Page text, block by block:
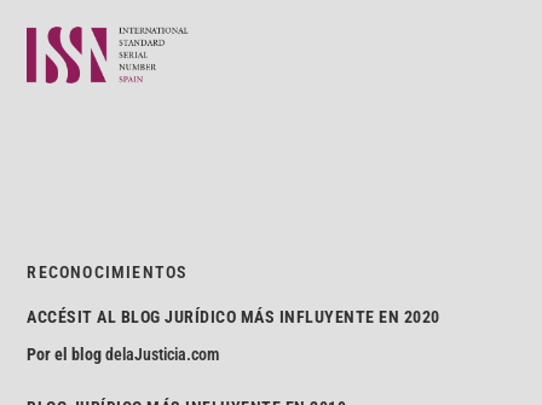
RECONOCIMIENTOS
ACCÉSIT AL BLOG JURÍDICO MÁS INFLUYENTE EN 2020
Por el blogdelaJusticia.com